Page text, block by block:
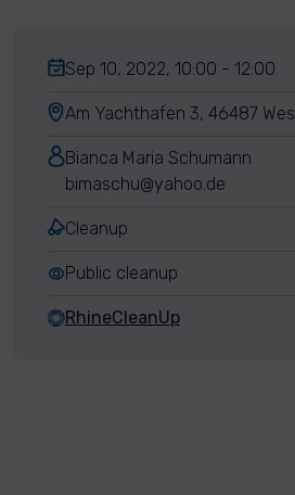
Sep 10, 2022, 10:00 - 12:00
Am Yachthafen 3, 46487
Bianca Maria Schumann
bimaschu@yahoo.de
Cleanup
Public cleanup
RhineCleanUp